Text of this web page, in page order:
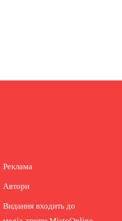
Реклама
Автори
Видання входить до